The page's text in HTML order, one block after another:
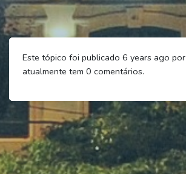
Este tópico foi publicado 6 years ago por
atualmente tem 0 comentários.